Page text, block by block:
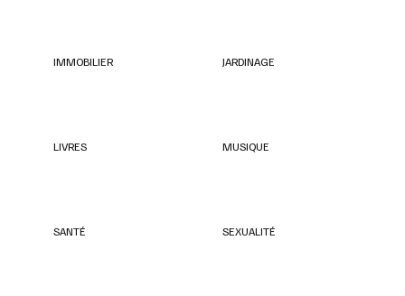
IMMOBILIER JARDINAGE
LIVRES MUSIQUE
SANTÉ SEXUALITÉ